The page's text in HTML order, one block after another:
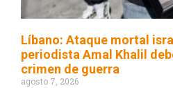
Líbano: Ataque mortal
periodista Amal Khalil
crimen de guerra
agosto 7, 2026